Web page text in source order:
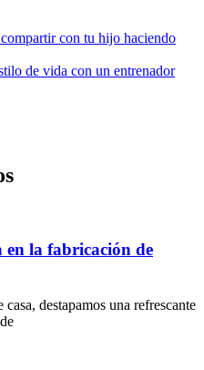
con tu hijo haciendo
de vida con un entrenador
en la fabricación de
destapamos una refrescante